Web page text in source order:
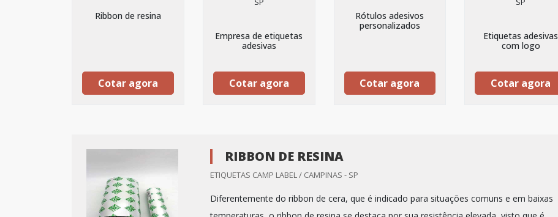
Ribbon de resina
Cotar agora
Empresa de etiquetas
adesivas
Cotar agora
Rótulos adesivos
personalizados
Cotar agora
Etiquetas adesivas
com logo
Cotar agora
RIBBON DE RESINA
ETIQUETAS CAMP LABEL / CAMPINAS - SP
Diferentemente do ribbon de cera, que é indicado para situações comuns e em baixas